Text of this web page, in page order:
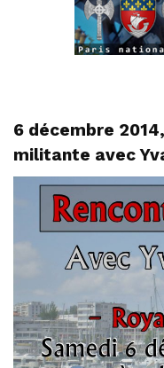
6 décembre
militante avec